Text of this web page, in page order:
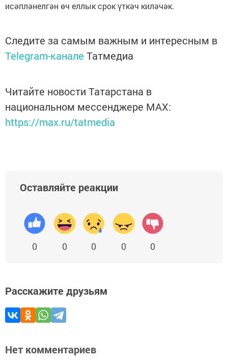
исәпләнелгән өч еллык срок үткәч киләчәк.
Следите за самым важным и интересным в
Telegram-канале Татмедиа
Читайте новости Татарстана в
национальном мессенджере MАХ:
https://max.ru/tatmedia
Оставляйте реакции
0 0 0 0 0
Расскажите друзьям
Нет комментариев